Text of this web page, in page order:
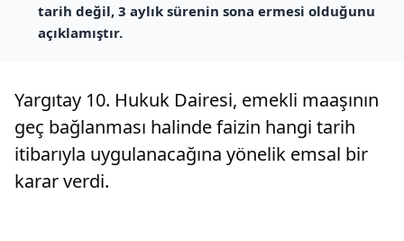
tarih değil, 3 aylık sürenin sona ermesi olduğunu
açıklamıştır.
Yargıtay 10. Hukuk Dairesi, emekli maaşının
geç bağlanması halinde faizin hangi tarih
itibarıyla uygulanacağına yönelik emsal bir
karar verdi.